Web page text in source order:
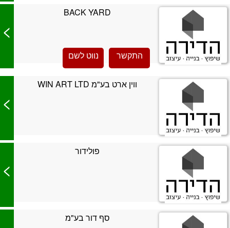
BACK YARD
התקשר נווט לשם
>
ווין ארט בע"מ WIN ART LTD
>
פולידור
>
סף דור בע"מ